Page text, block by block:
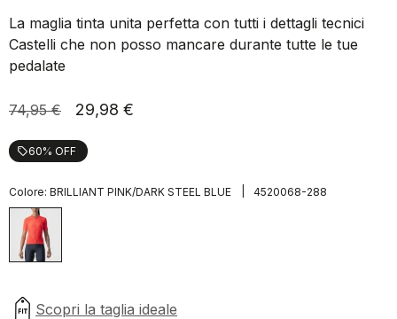
La maglia tinta unita perfetta con tutti i dettagli tecnici
Castelli che non posso mancare durante tutte le tue
pedalate
74,95 € 29,98 €
local_offer60% OFF
Colore: BRILLIANT PINK/DARK STEEL BLUE 4520068-288